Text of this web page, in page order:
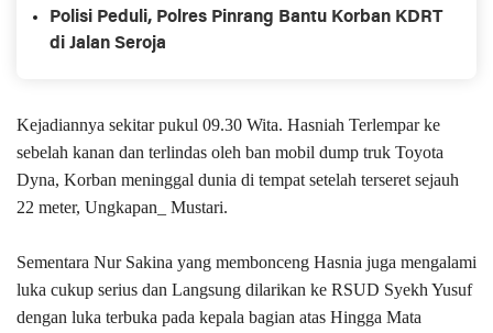
Polisi Peduli, Polres Pinrang Bantu Korban KDRT
di Jalan Seroja
Kejadiannya sekitar pukul 09.30 Wita. Hasniah Terlempar ke
sebelah kanan dan terlindas oleh ban mobil dump truk Toyota
Dyna, Korban meninggal dunia di tempat setelah terseret sejauh
22 meter, Ungkapan_ Mustari.
Sementara Nur Sakina yang membonceng Hasnia juga mengalami
luka cukup serius dan Langsung dilarikan ke RSUD Syekh Yusuf
dengan luka terbuka pada kepala bagian atas Hingga Mata